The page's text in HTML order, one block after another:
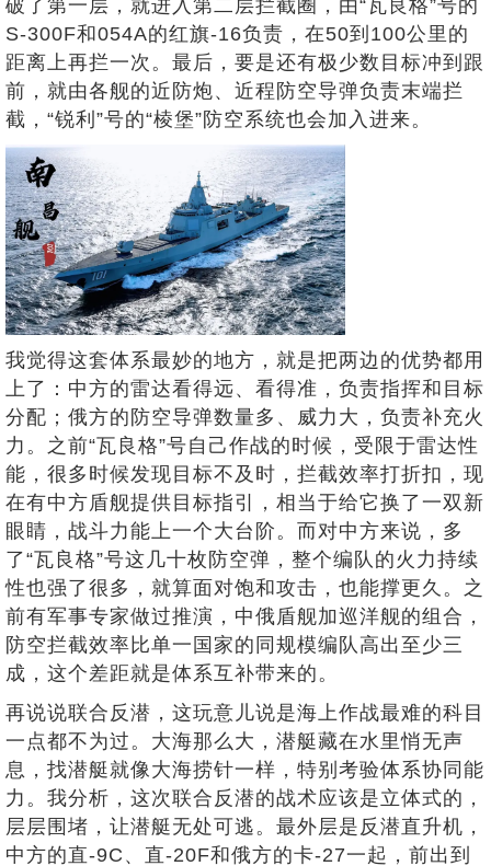
破了第一层，就进入第二层拦截圈，由“瓦良格”号的
S-300F和054A的红旗-16负责，在50到100公里的
距离上再拦一次。最后，要是还有极少数目标冲到跟
前，就由各舰的近防炮、近程防空导弹负责末端拦
截，“锐利”号的“棱堡”防空系统也会加入进来。
我觉得这套体系最妙的地方，就是把两边的优势都用
上了：中方的雷达看得远、看得准，负责指挥和目标
分配；俄方的防空导弹数量多、威力大，负责补充火
力。之前“瓦良格”号自己作战的时候，受限于雷达性
能，很多时候发现目标不及时，拦截效率打折扣，现
在有中方盾舰提供目标指引，相当于给它换了一双新
眼睛，战斗力能上一个大台阶。而对中方来说，多
了“瓦良格”号这几十枚防空弹，整个编队的火力持续
性也强了很多，就算面对饱和攻击，也能撑更久。之
前有军事专家做过推演，中俄盾舰加巡洋舰的组合，
防空拦截效率比单一国家的同规模编队高出至少三
成，这个差距就是体系互补带来的。
再说说联合反潜，这玩意儿说是海上作战最难的科目
一点都不为过。大海那么大，潜艇藏在水里悄无声
息，找潜艇就像大海捞针一样，特别考验体系协同能
力。我分析，这次联合反潜的战术应该是立体式的，
层层围堵，让潜艇无处可逃。最外层是反潜直升机，
中方的直-9C、直-20F和俄方的卡-27一起，前出到